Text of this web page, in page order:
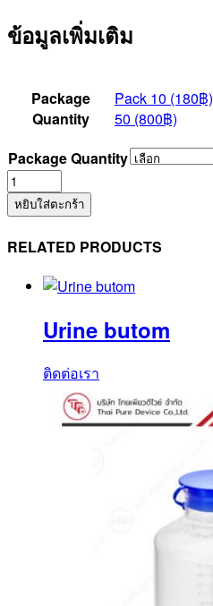
ข้อมูลเพิ่มเติม
Package
Quantity
Pack 10 (180฿)
50 (800฿)
Package Quantity
จำนวน
Suction
Set
No.12F
หยิบใส่ตะกร้า
RELATED PRODUCTS
Urine butom
ติดต่อเรา